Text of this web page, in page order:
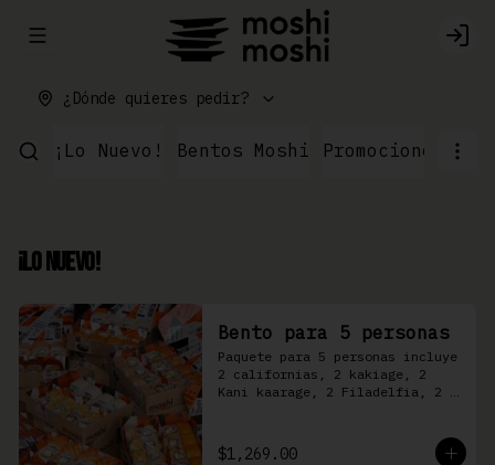
Abrir menu de navegación
¿Dónde quieres pedir?
¡Lo Nuevo! Bentos Moshi Promociones
¡Lo Nuevo!
Bento para 5 personas
Paquete para 5 personas incluye
2 californias, 2 kakiage, 2
Kani kaarage, 2 Filadelfia, 2
$1,269.00